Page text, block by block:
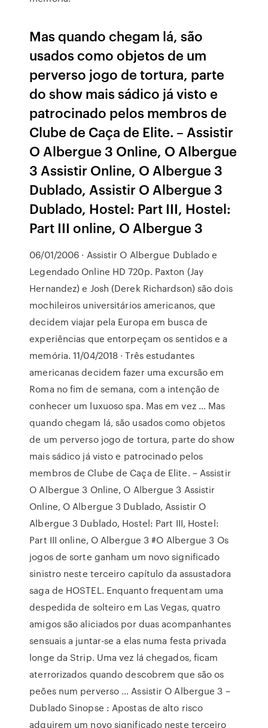
Mas quando chegam lá, são
usados como objetos de um
perverso jogo de tortura, parte
do show mais sádico já visto e
patrocinado pelos membros de
Clube de Caça de Elite. – Assistir
O Albergue 3 Online, O Albergue
3 Assistir Online, O Albergue 3
Dublado, Assistir O Albergue 3
Dublado, Hostel: Part III, Hostel:
Part III online, O Albergue 3
06/01/2006 · Assistir O Albergue Dublado e
Legendado Online HD 720p. Paxton (Jay
Hernandez) e Josh (Derek Richardson) são dois
mochileiros universitários americanos, que
decidem viajar pela Europa em busca de
experiências que entorpeçam os sentidos e a
memória. 11/04/2018 · Três estudantes
americanas decidem fazer uma excursão em
Roma no fim de semana, com a intenção de
conhecer um luxuoso spa. Mas em vez … Mas
quando chegam lá, são usados como objetos
de um perverso jogo de tortura, parte do show
mais sádico já visto e patrocinado pelos
membros de Clube de Caça de Elite. – Assistir
O Albergue 3 Online, O Albergue 3 Assistir
Online, O Albergue 3 Dublado, Assistir O
Albergue 3 Dublado, Hostel: Part III, Hostel:
Part III online, O Albergue 3 #O Albergue 3 Os
jogos de sorte ganham um novo significado
sinistro neste terceiro capítulo da assustadora
saga de HOSTEL. Enquanto frequentam uma
despedida de solteiro em Las Vegas, quatro
amigos são aliciados por duas acompanhantes
sensuais a juntar-se a elas numa festa privada
longe da Strip. Uma vez lá chegados, ficam
aterrorizados quando descobrem que são os
peões num perverso … Assistir O Albergue 3 –
Dublado Sinopse : Apostas de alto risco
adquirem um novo significado neste terceiro